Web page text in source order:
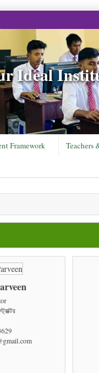
Ideal
Framework Teachers